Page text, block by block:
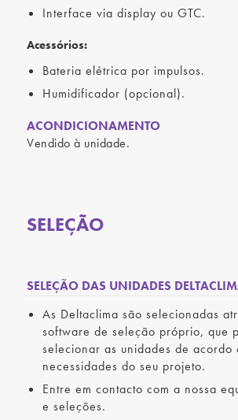
Interface via display ou GTC.
Acessórios:
Bateria elétrica por impulsos.
Humidificador (opcional).
ACONDICIONAMENTO
Vendido à unidade.
SELEÇÃO
SELEÇÃO DAS UNIDADES
As Deltaclima são selecionadas
software de seleção próprio, que
selecionar as unidades de acordo
necessidades do seu projeto.
Entre em contacto com a nossa
e seleções.